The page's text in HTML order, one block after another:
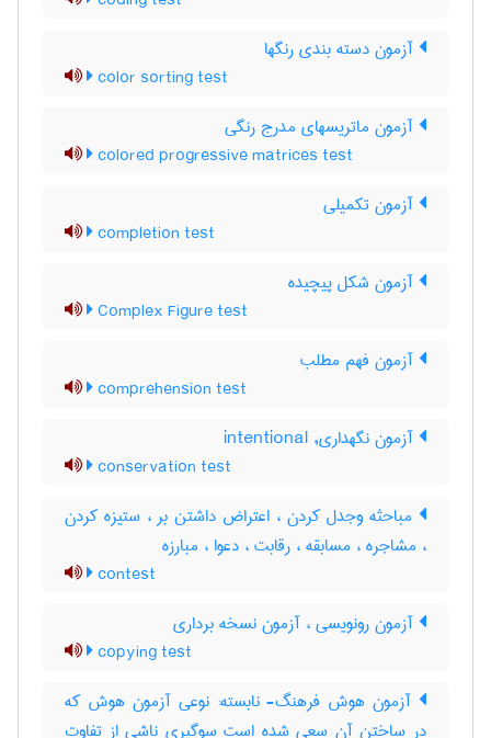
آزمون دسته بندی رنگها
color sorting test
آزمون ماتریسهای مدرج رنگی
colored progressive matrices test
آزمون تکمیلی
completion test
آزمون شكل پيچيده
Complex Figure test
آزمون فهم مطلب
comprehension test
آزمون نگهداری, intentional
conservation test
مباحثه وجدل کردن ، اعتراض داشتن بر ، ستیزه کردن
، مشاجره ، مسابقه ، رقابت ، دعوا ، مبارزه
contest
آزمون رونویسی ، آزمون نسخه برداری
copying test
آزمون هوش فرهنگ- نابسته: نوعی آزمون هوش که
در ساختن آن سعی شده است سوگیری ناشی از تفاوت